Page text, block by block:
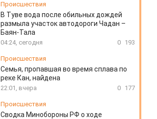
Происшествия
В Туве вода после обильных дождей
размыла участок автодороги Чадан –
Баян-Тала
04:24, сегодня 0 193
Происшествия
Семья, пропавшая во время сплава по
реке Кан, найдена
22:01, вчера 0 177
Происшествия
Сводка Минобороны РФ о ходе